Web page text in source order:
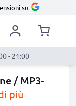
su
- 21:00
/ MP3-
più